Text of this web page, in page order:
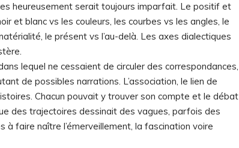
heureusement serait toujours imparfait. Le positif et
et blanc vs les couleurs, les courbes vs les angles, le
le présent vs l’au-delà. Les axes dialectiques
lequel ne cessaient de circuler des correspondances,
de possibles narrations. L’association, le lien de
Chacun pouvait y trouver son compte et le débat
des trajectoires dessinait des vagues, parfois des
faire naître l’émerveillement, la fascination voire